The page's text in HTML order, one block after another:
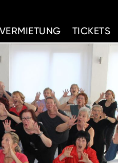
VERMIETUNG TICKETS